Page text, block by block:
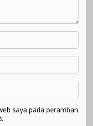
saya pada peramban